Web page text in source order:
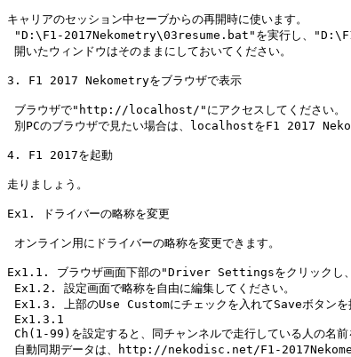
キャリアのセッション中セーブからの再開時に使います。
"D:\F1-2017Nekometry\03resume.bat"を実行し、"D:\F1-
開いたウィンドウはそのままにしておいてください。
3. F1 2017 Nekometryをブラウザで表示
ブラウザで"http://localhost/"にアクセスしてください。
別PCのブラウザで見たい場合は、localhostをF1 2017
4. F1 2017を起動
走りましょう。
Ex1. ドライバーの略称を変更
オンライン用にドライバーの略称を変更できます。
Ex1.1. ブラウザ画面下部の"Driver Settingsをクリックし、
Ex1.2. 設定画面で略称を自由に編集してください。
Ex1.3. 上部のUse Customにチェックを入れてSaveボタンを
Ex1.3.1
Ch(1-99)を設定すると、同チャンネルで走行している人の名前
自動同期データは、http://nekodisc.net/F1-